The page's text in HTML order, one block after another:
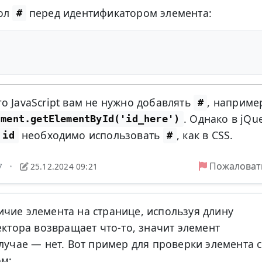
# перед идентификатором элемента:
JavaScript вам не нужно добавлять # ,
. Однако в
id необходимо использовать # , как в CSS.
• 25.12.2024 09:21
элемента на странице, используя длину
возвращает что-то, значит элемент
— нет. Вот пример для проверки элемента с